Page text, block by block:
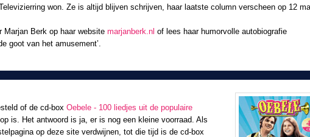
won. Ze is altijd blijven schrijven, haar laatste column verscheen op 12
Marjan Berk op haar website marjanberk.nl of lees haar humorvolle autobiografie
goot van het amusement’.
of de cd-box Oebele - 100 liedjes uit de populaire
is. Het antwoord is ja, er is nog een kleine voorraad. Als
op deze site verdwijnen, tot die tijd is de cd-box